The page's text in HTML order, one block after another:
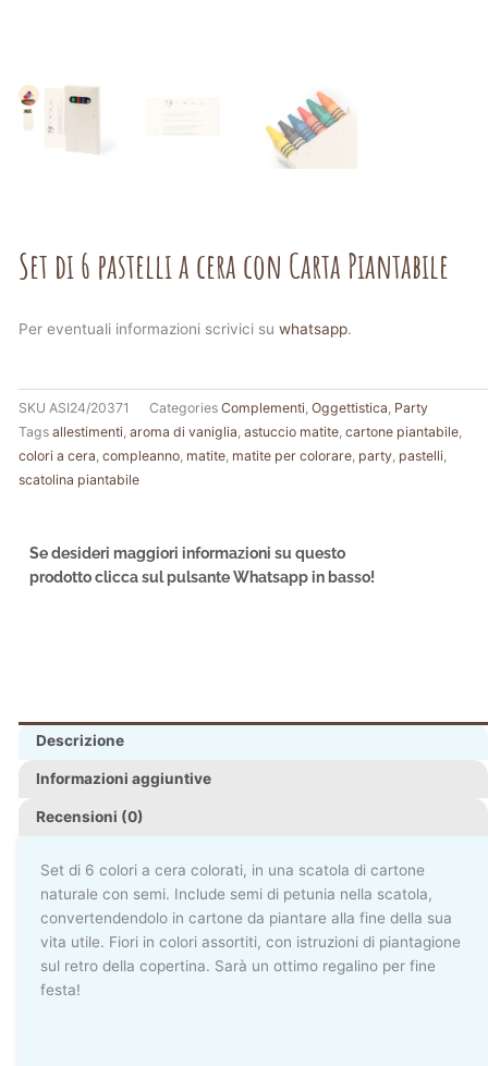
Set di 6 pastelli a cera con Carta Piantabile
Per eventuali informazioni scrivici su whatsapp.
SKU ASI24/20371 Categories Complementi Oggettistica Party
Tags allestimenti aroma di vaniglia astuccio matite cartone piantabile
colori a cera compleanno matite matite per colorare party pastelli
scatolina piantabile
Se desideri maggiori informazioni su questo
prodotto clicca sul pulsante Whatsapp in basso!
Descrizione
Informazioni aggiuntive
Recensioni (0)
Set di 6 colori a cera colorati, in una scatola di cartone
naturale con semi. Include semi di petunia nella scatola,
convertendendolo in cartone da piantare alla fine della sua
vita utile. Fiori in colori assortiti, con istruzioni di piantagione
sul retro della copertina. Sarà un ottimo regalino per fine
festa!